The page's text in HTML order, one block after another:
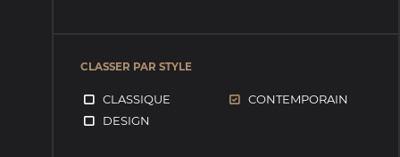
CLASSER PAR STYLE
CLASSIQUE
CONTEMPORAIN
DESIGN